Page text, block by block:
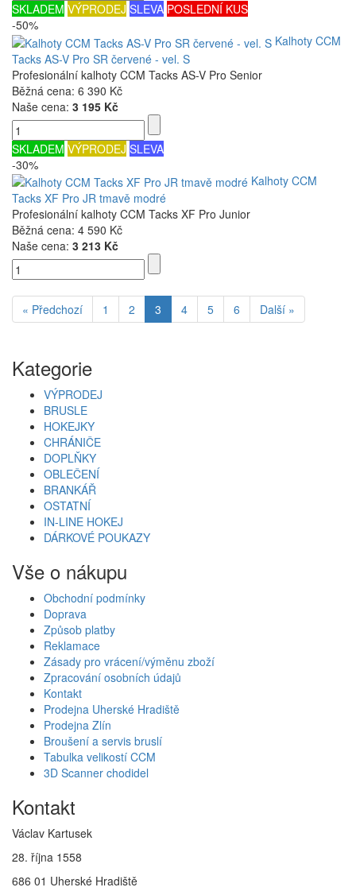
SKLADEM VÝPRODEJ SLEVA POSLEDNÍ KUS
-50%
Kalhoty CCM
Tacks AS-V Pro SR červené - vel. S
Profesionální kalhoty CCM Tacks AS-V Pro Senior
Běžná cena: 6 390 Kč
Naše cena: 3 195 Kč
SKLADEM VÝPRODEJ SLEVA
-30%
Kalhoty CCM
Tacks XF Pro JR tmavě modré
Profesionální kalhoty CCM Tacks XF Pro Junior
Běžná cena: 4 590 Kč
Naše cena: 3 213 Kč
« Předchozí 1 2 3 4 5 6 Další »
Kategorie
VÝPRODEJ
BRUSLE
HOKEJKY
CHRÁNIČE
DOPLŇKY
OBLEČENÍ
BRANKÁŘ
OSTATNÍ
IN-LINE HOKEJ
DÁRKOVÉ POUKAZY
Vše o nákupu
Obchodní podmínky
Doprava
Způsob platby
Reklamace
Zásady pro vrácení/výměnu zboží
Zpracování osobních údajů
Kontakt
Prodejna Uherské Hradiště
Prodejna Zlín
Broušení a servis bruslí
Tabulka velikostí CCM
3D Scanner chodidel
Kontakt
Václav Kartusek
28. října 1558
686 01 Uherské Hradiště